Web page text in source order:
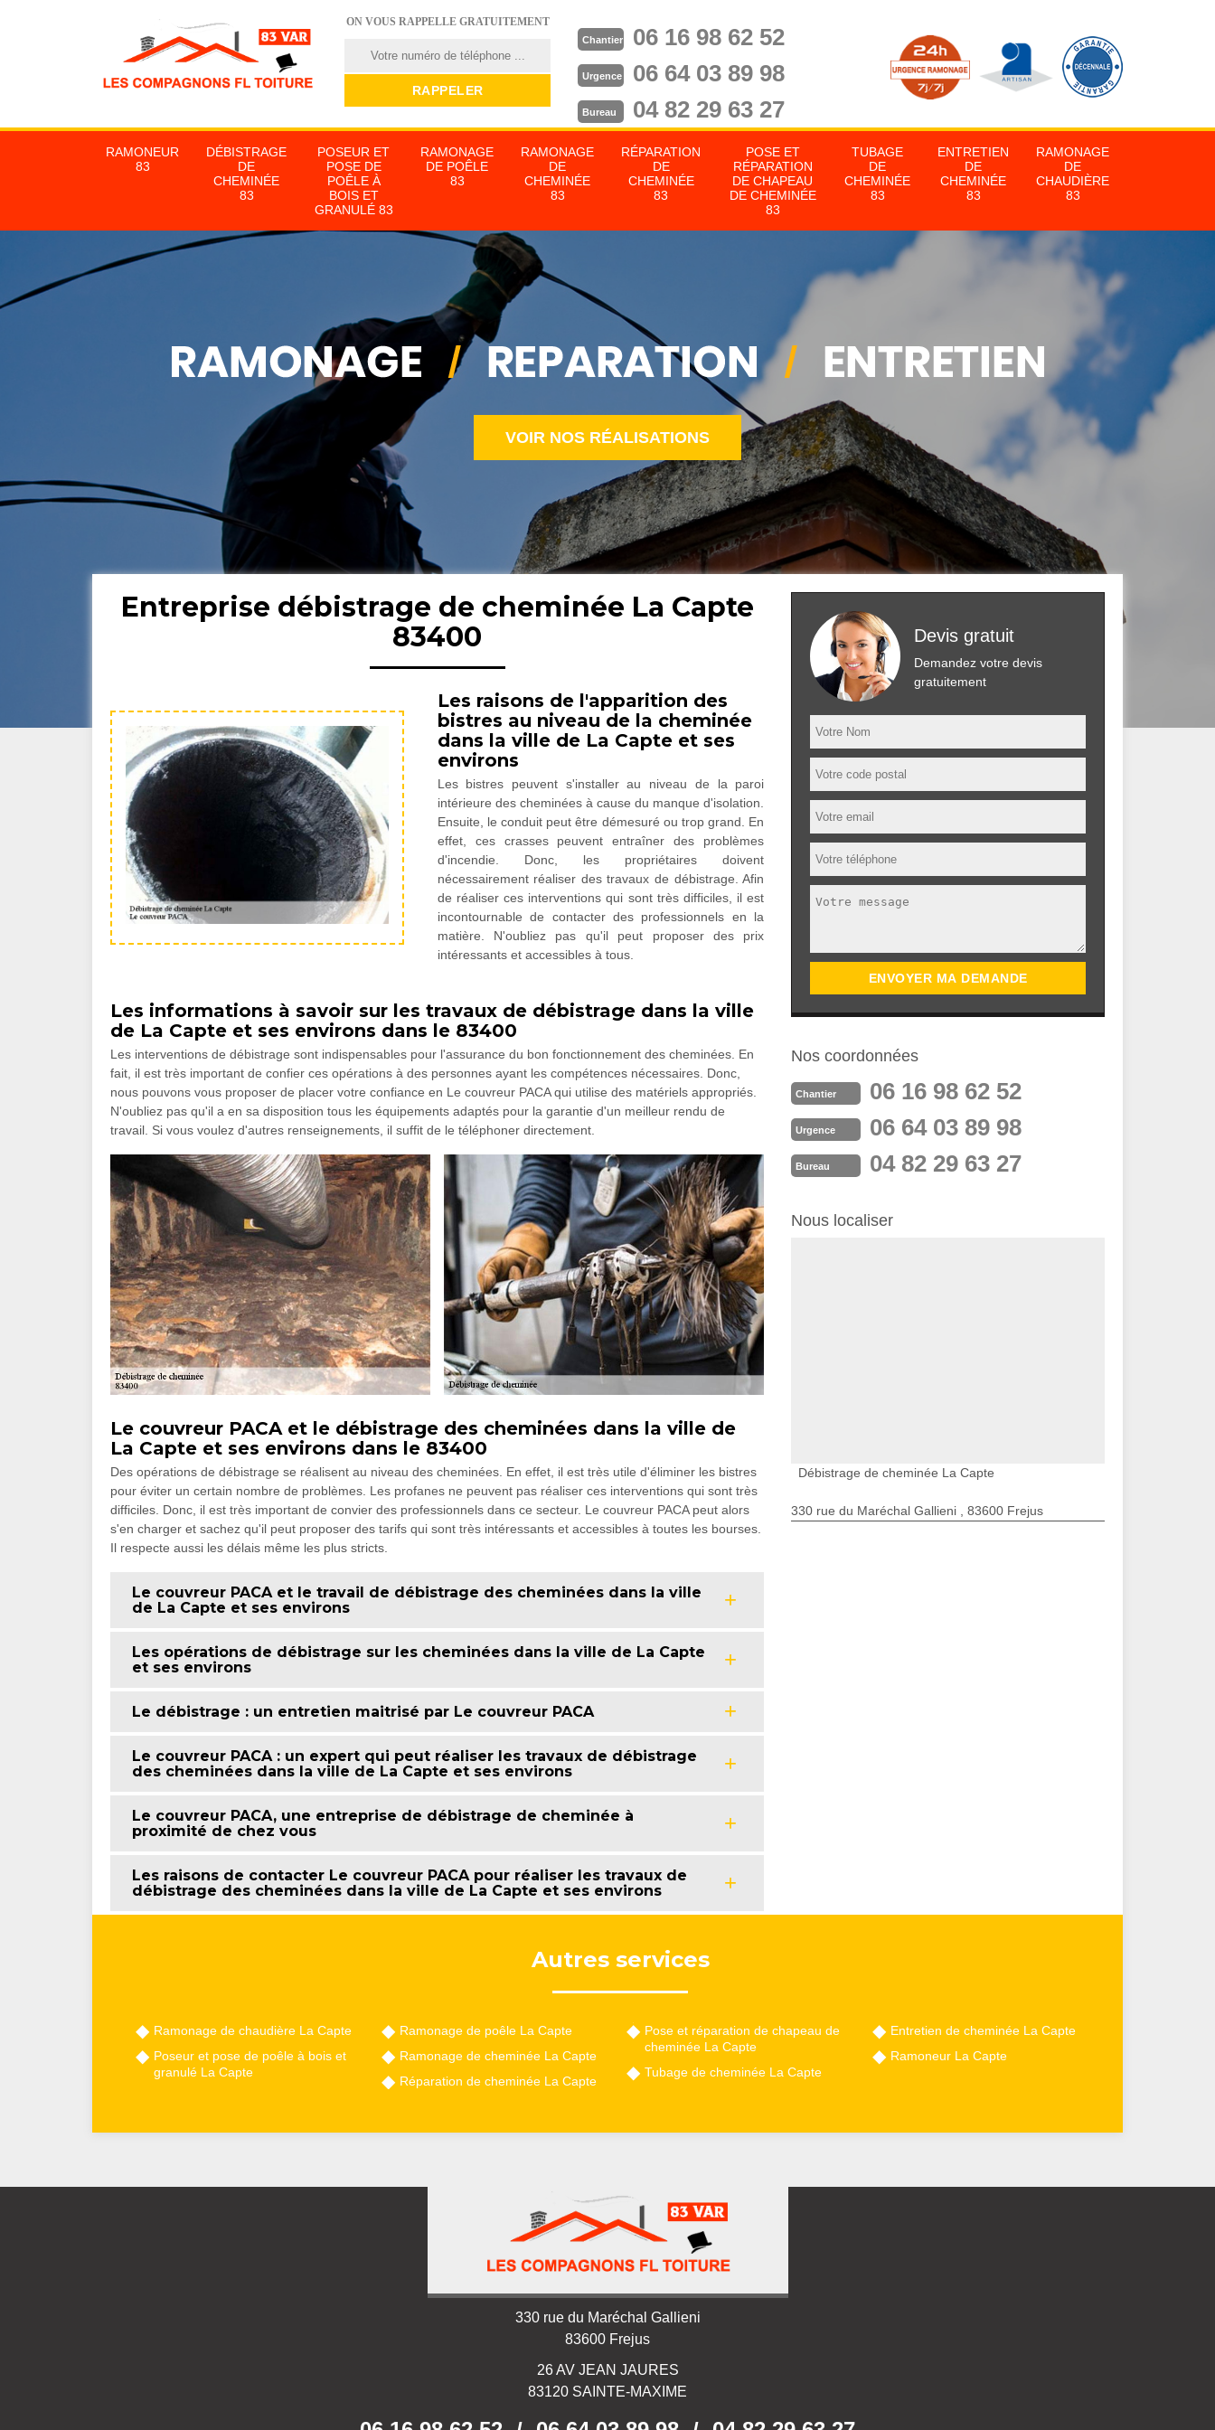
ON VOUS RAPPELLE GRATUITEMENT
Chantier 06 16 98 62 52
Urgence 06 64 03 89 98
Bureau 04 82 29 63 27
RAMONEUR
83
DÉBISTRAGE
DE
CHEMINÉE
83
POSEUR ET
POSE DE
POÊLE À
BOIS ET
GRANULÉ 83
RAMONAGE
DE POÊLE
83
RAMONAGE
DE
CHEMINÉE
83
RÉPARATION
DE
CHEMINÉE
83
POSE ET
RÉPARATION
DE CHAPEAU
DE CHEMINÉE
83
TUBAGE
DE
CHEMINÉE
83
ENTRETIEN
DE
CHEMINÉE
83
RAMONAGE
DE
CHAUDIÈRE
83
VOIR NOS RÉALISATIONS
Entreprise débistrage de cheminée La Capte
83400
Les raisons de l'apparition des
bistres au niveau de la cheminée
dans la ville de La Capte et ses
environs
Les bistres peuvent s'installer au niveau de la paroi
intérieure des cheminées à cause du manque d'isolation.
Ensuite, le conduit peut être démesuré ou trop grand. En
effet, ces crasses peuvent entraîner des problèmes
d'incendie. Donc, les propriétaires doivent
nécessairement réaliser des travaux de débistrage. Afin
de réaliser ces interventions qui sont très difficiles, il est
incontournable de contacter des professionnels en la
matière. N'oubliez pas qu'il peut proposer des prix
intéressants et accessibles à tous.
Les informations à savoir sur les travaux de débistrage dans la ville
de La Capte et ses environs dans le 83400
Les interventions de débistrage sont indispensables pour l'assurance du bon fonctionnement des cheminées. En
fait, il est très important de confier ces opérations à des personnes ayant les compétences nécessaires. Donc,
nous pouvons vous proposer de placer votre confiance en Le couvreur PACA qui utilise des matériels appropriés.
N'oubliez pas qu'il a en sa disposition tous les équipements adaptés pour la garantie d'un meilleur rendu de
travail. Si vous voulez d'autres renseignements, il suffit de le téléphoner directement.
Le couvreur PACA et le débistrage des cheminées dans la ville de
La Capte et ses environs dans le 83400
Des opérations de débistrage se réalisent au niveau des cheminées. En effet, il est très utile d'éliminer les bistres
pour éviter un certain nombre de problèmes. Les profanes ne peuvent pas réaliser ces interventions qui sont très
difficiles. Donc, il est très important de convier des professionnels dans ce secteur. Le couvreur PACA peut alors
s'en charger et sachez qu'il peut proposer des tarifs qui sont très intéressants et accessibles à toutes les bourses.
Il respecte aussi les délais même les plus stricts.
Le couvreur PACA et le travail de débistrage des cheminées dans la ville
de La Capte et ses environs
Les opérations de débistrage sur les cheminées dans la ville de La Capte
et ses environs
Le débistrage : un entretien maitrisé par Le couvreur PACA
Le couvreur PACA : un expert qui peut réaliser les travaux de débistrage
des cheminées dans la ville de La Capte et ses environs
Le couvreur PACA, une entreprise de débistrage de cheminée à
proximité de chez vous
Les raisons de contacter Le couvreur PACA pour réaliser les travaux de
débistrage des cheminées dans la ville de La Capte et ses environs
Devis gratuit
Demandez votre devis
gratuitement
Nos coordonnées
Chantier 06 16 98 62 52
Urgence 06 64 03 89 98
Bureau 04 82 29 63 27
Nous localiser
Débistrage de cheminée La Capte
330 rue du Maréchal Gallieni , 83600 Frejus
Autres services
Ramonage de chaudière La Capte
Poseur et pose de poêle à bois et
granulé La Capte
Ramonage de poêle La Capte
Ramonage de cheminée La Capte
Réparation de cheminée La Capte
Pose et réparation de chapeau de
cheminée La Capte
Tubage de cheminée La Capte
Entretien de cheminée La Capte
Ramoneur La Capte
330 rue du Maréchal Gallieni
83600 Frejus
26 AV JEAN JAURES
83120 SAINTE-MAXIME